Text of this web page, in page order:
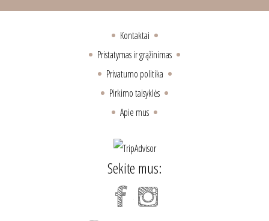
Kontaktai
Pristatymas ir grąžinimas
Privatumo politika
Pirkimo taisyklės
Apie mus
Sekite mus: